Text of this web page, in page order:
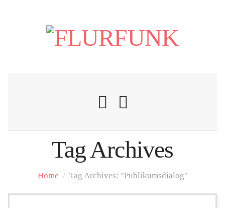
Nachrichten
Tag Archives
Home / Tag Archives: "Publikumsdialog"